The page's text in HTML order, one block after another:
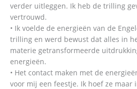
verder uitleggen. Ik heb de trilling
vertrouwd.
• Ik voelde de energieën van de
trilling en werd bewust dat alles in
materie getransformeerde
energieën.
• Het contact maken met de
voor mij een feestje. Ik hoef ze maar